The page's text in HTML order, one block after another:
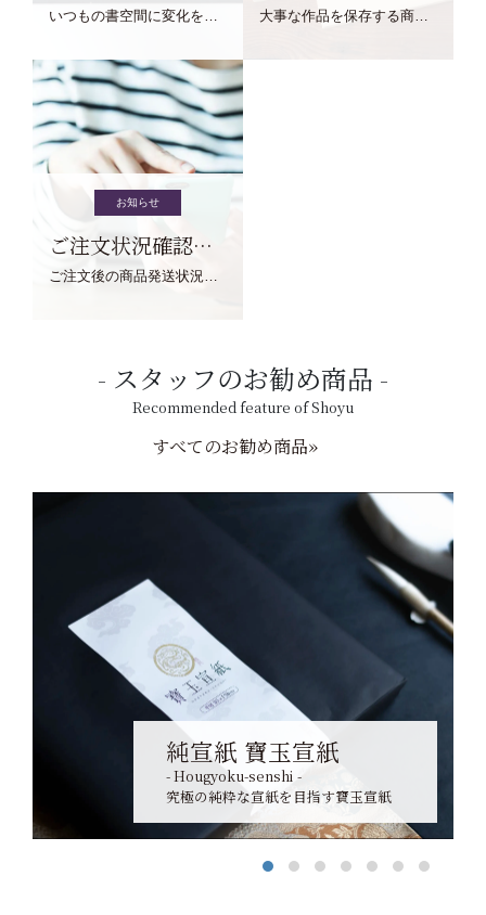
お知らせ
ご注文状況確認について
スタッフのお勧め商品
Recommended feature of Shoyu
すべてのお勧め商品»
純宣紙 寶玉宣紙
- Hougyoku-senshi -
究極の純粋な宣紙を目指す寶玉宣紙